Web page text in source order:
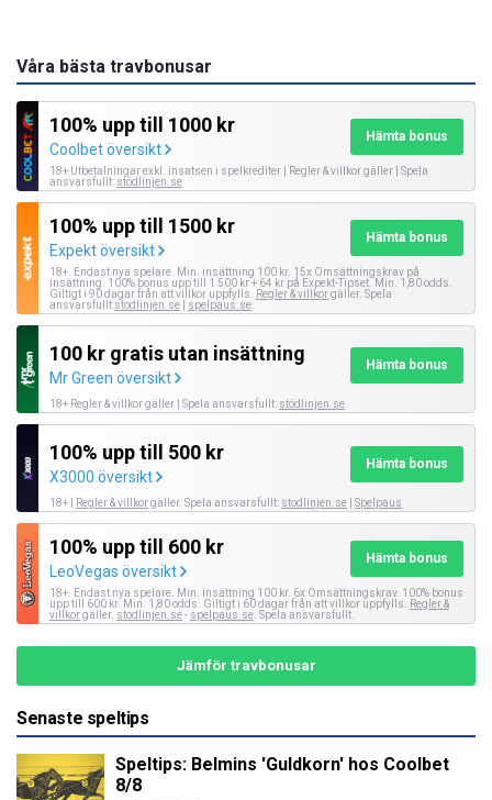
Våra bästa travbonusar
100% upp till 1000 kr
Coolbet översikt
Hämta bonus
18+ Utbetalningar exkl. insatsen i spelkrediter | Regler & villkor gäller | Spela
ansvarsfullt: stödlinjen.se
100% upp till 1500 kr
Expekt översikt
Hämta bonus
18+. Endast nya spelare. Min. insättning 100 kr. 15x Omsättningskrav på
insättning. 100% bonus upp till 1 500 kr + 64 kr på Expekt-Tipset. Min. 1,80 odds.
Giltigt i 90 dagar från att villkor uppfylls.
Regler & villkorgäller. Spela
ansvarsfullt:stodlinjen.se spelpaus.se
100 kr gratis utan insättning
Mr Green översikt
Hämta bonus
18+ Regler & villkor gäller | Spela ansvarsfullt: stödlinjen.se
100% upp till 500 kr
X3000 översikt
Hämta bonus
18+ | Regler & villkorgäller. Spela ansvarsfullt: stodlinjen.se Spelpaus
100% upp till 600 kr
LeoVegas översikt
Hämta bonus
18+. Endast nya spelare. Min. insättning 100 kr. 6x Omsättningskrav. 100% bonus
upp till 600 kr. Min. 1,80 odds. Giltigt i 60 dagar från att villkor uppfylls.
Regler &
villkorgäller. stodlinjen.se- spelpaus.se . Spela ansvarsfullt.
Jämför travbonusar
Senaste speltips
Speltips: Belmins 'Guldkorn' hos Coolbet
8/8